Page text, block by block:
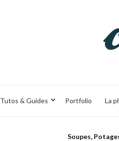
Tutos & Guides Portfolio La
Soupes,